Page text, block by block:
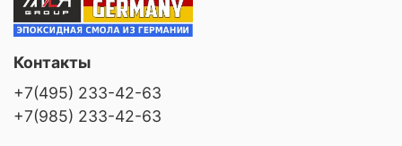
Контакты
+7(495) 233-42-63
+7(985) 233-42-63